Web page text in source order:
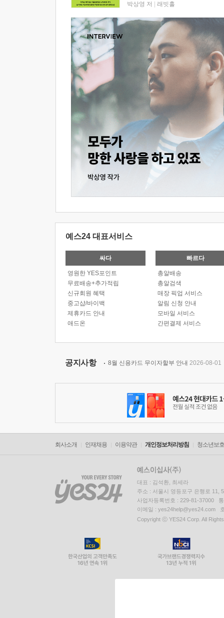
박상영 저 래빗홀
예스24 대표서비스
싸다
영원한 YES포인트
무료배송+추가적립
신규회원 혜택
중고샵/바이백
제휴카드 안내
애드온
빠르다
총알배송
총알검색
매장 픽업 서비스
알림 신청 안내
모바일 서비스
간편결제 서비스
공지사항 8월 신용카드 무이자할부 안내 2026-08-01
회사소개 인재채용 이용약관 개인정보처리방침 청소년보
대표 : 김석환, 최세라
주소 : 서울시 영등포구 은행로 11,
사업자등록번호 : 229-81-37000
이메일 : yes24help@yes24.com
Copyright ⓒ YES24 Corp. All